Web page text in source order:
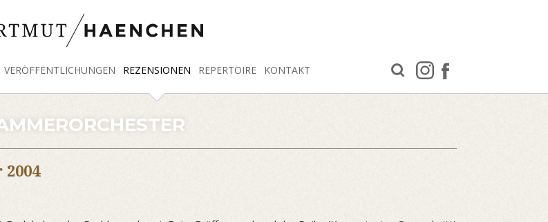
VERÖFFENTLICHUNGEN REZENSIONEN REPERTOIRE KONTAKT